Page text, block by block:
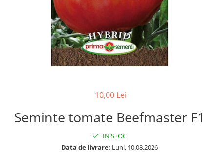
10,00 Lei
Seminte tomate Beefmaster F1
IN STOC
Data de livrare: Luni, 10.08.2026